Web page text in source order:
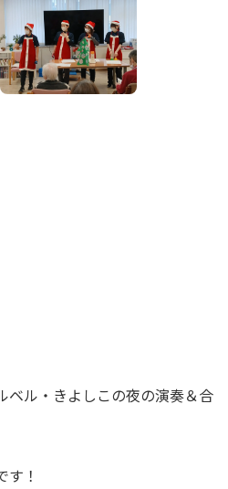
ベル・きよしこの夜の演奏＆合
！